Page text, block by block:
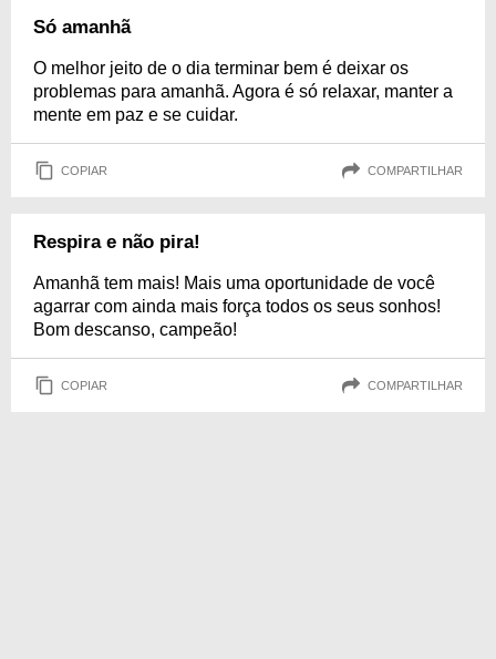
Só amanhã
O melhor jeito de o dia terminar bem é deixar os
problemas para amanhã. Agora é só relaxar, manter a
mente em paz e se cuidar.
COPIAR COMPARTILHAR
Respira e não pira!
Amanhã tem mais! Mais uma oportunidade de você
agarrar com ainda mais força todos os seus sonhos!
Bom descanso, campeão!
COPIAR COMPARTILHAR